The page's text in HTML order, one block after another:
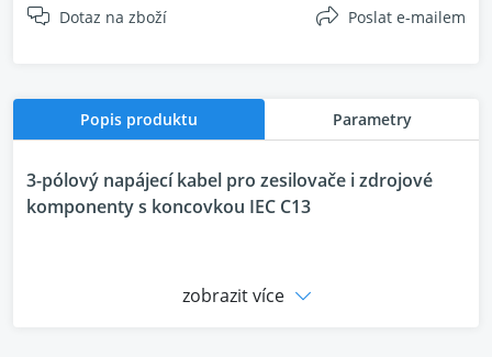
Dotaz na zboží Poslat e-mailem
Popis produktu Parametry
3-pólový napájecí kabel pro zesilovače i zdrojové
komponenty s koncovkou IEC C13
Nehledě na to jak perfektní máte zdroj střídavého
zobrazit více